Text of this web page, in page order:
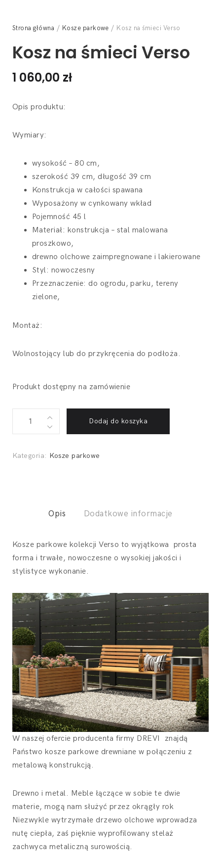
Strona główna / Kosze parkowe / Kosz na śmieci Verso
Kosz na śmieci Verso
1 060,00 zł
Opis produktu:
Wymiary:
wysokość – 80 cm,
szerokość 39 cm, długość 39 cm
Konstrukcja w całości spawana
Wyposażony w cynkowany wkład
Pojemność 45 l
Materiał: konstrukcja – stal malowana
proszkowo,
drewno olchowe zaimpregnowane i lakierowane
Styl: nowoczesny
Przeznaczenie: do ogrodu, parku, tereny
zielone,
Montaż:
Wolnostojący lub do przykręcenia do podłoża.
Produkt dostępny na zamówienie
Verso
Dodaj do koszyka
Kategoria: Kosze parkowe
Opis Dodatkowe informacje
Kosze parkowe kolekcji Verso to wyjątkowa prosta
forma i trwałe, nowoczesne o wysokiej jakości i
stylistyce wykonanie.
W naszej ofercie producenta firmy DREVI znajdą
Państwo kosze parkowe drewniane w połączeniu z
metalową konstrukcją.
Drewno i metal. Meble łączące w sobie te dwie
materie, mogą nam służyć przez okrągły rok
Niezwykle wytrzymałe drzewo olchowe wprowadza
nutę ciepła, zaś pięknie wyprofilowany stelaż
zachwyca metaliczną surowością.